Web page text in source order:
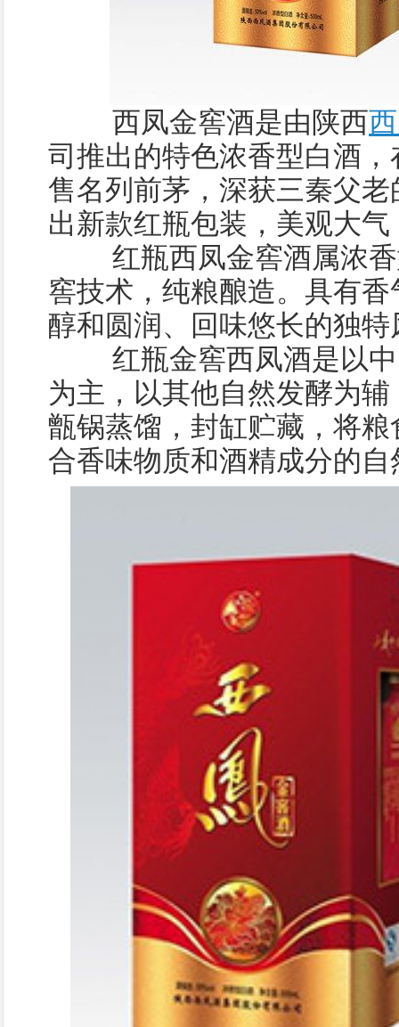
西凤金窖酒是由陕西
司推出的特色浓香型白酒
售名列前茅，深获三秦父
出新款红瓶包装，美观大
红瓶西凤金窖酒属浓香
窖技术，纯粮酿造。具有
醇和圆润、回味悠长的独特
红瓶金窖西凤酒是以中
为主，以其他自然发酵为辅
甑锅蒸馏，封缸贮藏，将
合香味物质和酒精成分的自